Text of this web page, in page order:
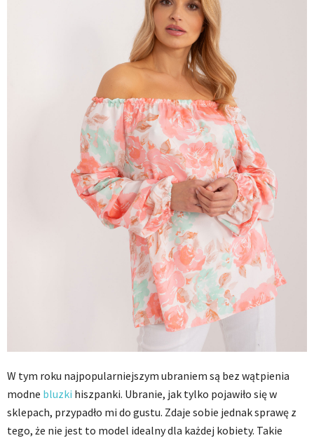
W tym roku najpopularniejszym ubraniem są bez wątpienia
modne bluzki hiszpanki. Ubranie, jak tylko pojawiło się w
sklepach, przypadło mi do gustu. Zdaje sobie jednak sprawę z
tego, że nie jest to model idealny dla każdej kobiety. Takie